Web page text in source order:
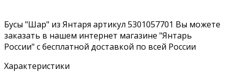
Бусы "Шар" из Янтаря артикул 5301057701 Вы можете
заказать в нашем интернет магазине "Янтарь
России" с бесплатной доставкой по всей России
Характеристики